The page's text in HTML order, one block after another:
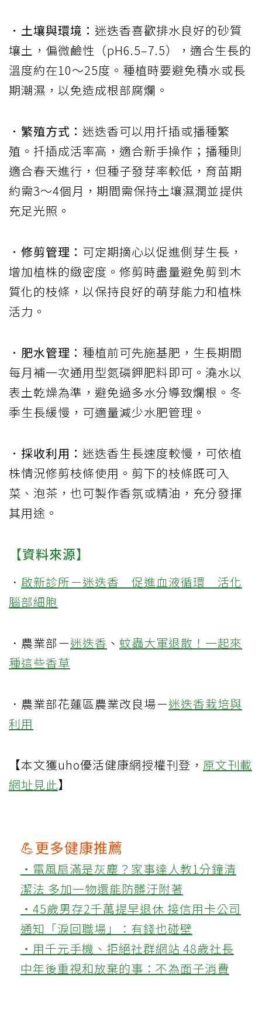
．土壤與環境： 迷迭香喜歡排水良好的砂質
壤土，偏微鹼性（pH6.5–7.5），適合生長的
溫度約在10～25度。種植時要避免積水或長
期潮濕，以免造成根部腐爛。
．繁殖方式： 迷迭香可以用扦插或播種繁
殖。扦插成活率高，適合新手操作；播種則
適合春天進行，但種子發芽率較低，育苗期
約需3～4個月，期間需保持土壤濕潤並提供
充足光照。
．修剪管理： 可定期摘心以促進側芽生長，
增加植株的緻密度。修剪時盡量避免剪到木
質化的枝條，以保持良好的萌芽能力和植株
活力。
．肥水管理： 種植前可先施基肥，生長期間
每月補一次通用型氮磷鉀肥料即可。澆水以
表土乾燥為準，避免過多水分導致爛根。冬
季生長緩慢，可適量減少水肥管理。
．採收利用： 迷迭香生長速度較慢，可依植
株情況修剪枝條使用。剪下的枝條既可入
菜、泡茶，也可製作香氛或精油，充分發揮
其用途。
【資料來源】
． 啟新診所－迷迭香 促進血液循環 活化
腦部細胞
．農業部－迷迭香 、 蚊蟲大軍退散！一起來
種這些香草
．農業部花蓮區農業改良場－迷迭香栽培與
利用
【本文獲uho優活健康網授權刊登， 原文刊載
網址見此】
💪更多健康推薦
‧電風扇滿是灰塵？家事達人教1分鐘清
潔法 多加一物還能防髒汙附著
‧45歲男存2千萬提早退休 接信用卡公司
通知「淚回職場」：有錢也碰壁
‧用千元手機、拒絕社群網站 48歲社長
中年後重視和放棄的事：不為面子消費